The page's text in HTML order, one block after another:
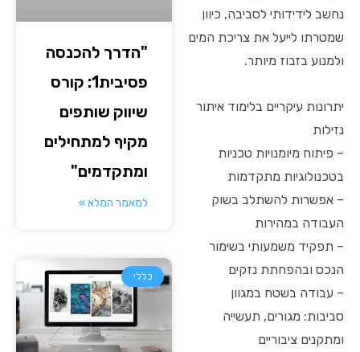
נחשב לידידותי לסביבה, כיוון
שמטרתו לייעל את צריכת המים
ולמנוע בזבוז מיותר.
יתרונות עיקריים בלימוד איתור
נזילות
– פיתוח מיומנויות טכניות
בטכנולוגיות מתקדמות
– אפשרות להשתלב בשוק
העבודה במהירות
– תפקיד משמעותי בשימור
הנכס ובהפחתת נזקים
– עבודה בשטח במגוון
סביבות: מגורים, תעשייה
ומתקנים ציבוריים
"הדרך להכנסה
פסיבית1: קורס
שיווק שותפים
מקיף למתחילים
ומתקדמים"
למאמר המלא »
כללי